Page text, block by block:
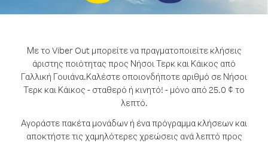
Με το Viber Out μπορείτε να πραγματοποιείτε κλήσεις
άριστης ποιότητας προς Νήσοι Τερκ και Κάικος από
Γαλλική Γουιάνα.Καλέστε οποιονδήποτε αριθμό σε Νήσοι
Τερκ και Κάικος - σταθερό ή κινητό! - μόνο από 25.0 ¢ το
λεπτό.
Αγοράστε πακέτα μονάδων ή ένα πρόγραμμα κλήσεων και
αποκτήστε τις χαμηλότερες χρεώσεις ανά λεπτό προς